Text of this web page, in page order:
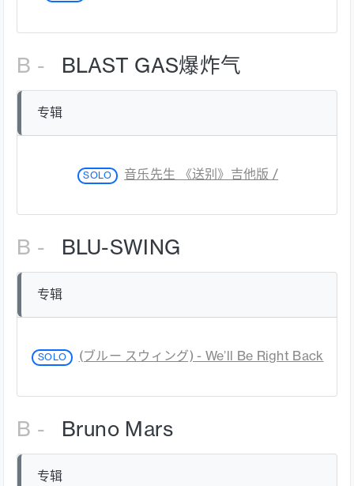
B - BLAST GAS爆炸气
专辑
SOLO 音乐先生 《送别》吉他版 /
B - BLU-SWING
专辑
SOLO (ブルー スウィング) - We’ll Be Right Back
B - Bruno Mars
专辑